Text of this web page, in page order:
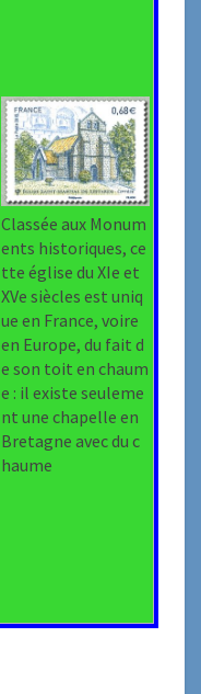
Classée aux Monum
ents historiques, ce
tte église du XIe et
XVe siècles est uniq
ue en France, voire
en Europe, du fait d
e son toit en chaum
e : il existe seuleme
nt une chapelle en
Bretagne avec du c
haume